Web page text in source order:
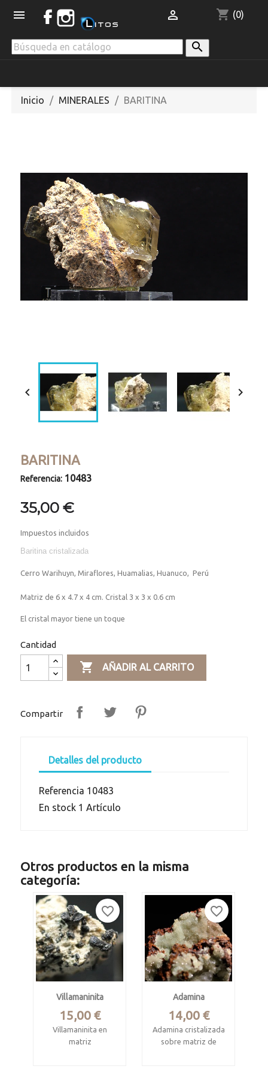
 shopping_cart (0)


Inicio MINERALES BARITINA
 
BARITINA
Referencia: 10483
35,00 €
Impuestos incluidos
Baritina cristalizada
Cerro Warihuyn, Miraflores, Huamalias, Huanuco, Perú
Matriz de 6 x 4.7 x 4 cm. Cristal 3 x 3 x 0.6 cm
El cristal mayor tiene un toque
Cantidad
 AÑADIR AL CARRITO
Compartir
Detalles del producto
Referencia 10483
En stock 1 Artículo
Otros productos en la misma
categoría:
Villamaninita
Precio
15,00 €
Villamaninita en
matriz
favorite_border
Adamina
Precio
14,00 €
Adamina cristalizada
sobre matriz de
favorite_border